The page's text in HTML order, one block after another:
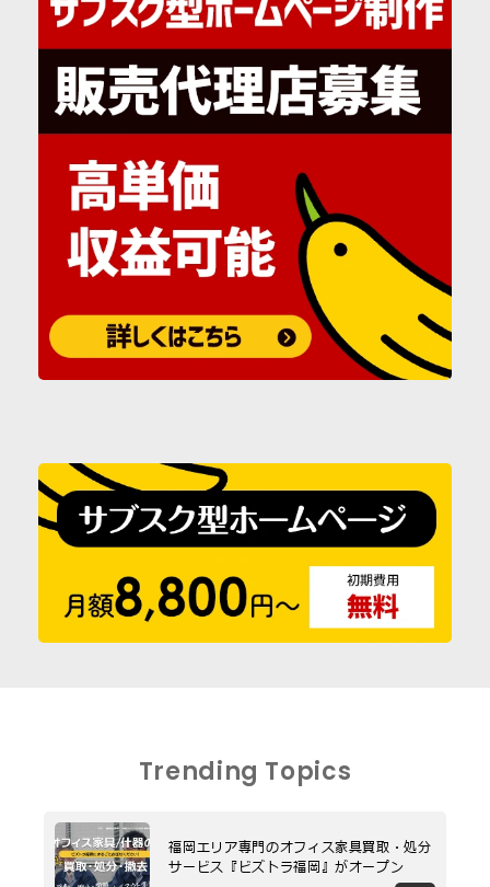
Trending Topics
福岡エリア専門のオフィス家具買取・処分
サービス『ビズトラ福岡』がオープン